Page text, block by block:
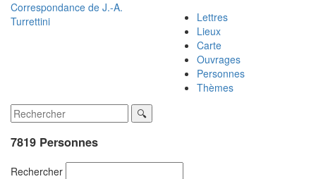
Correspondance de J.-A.
Turrettini
Lettres
Lieux
Carte
Ouvrages
Personnes
Thèmes
7819 Personnes
Rechercher